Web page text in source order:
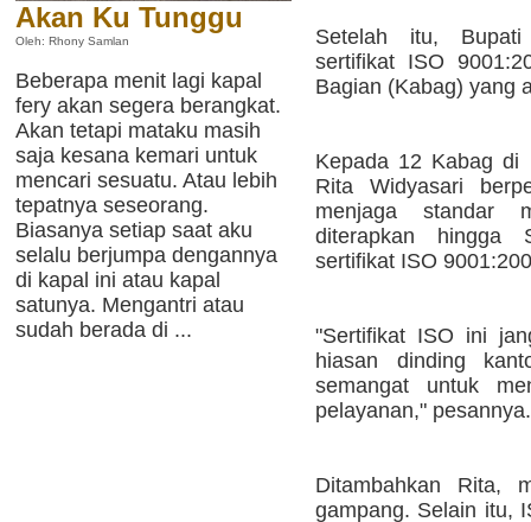
Akan Ku Tunggu
Oleh: Rhony Samlan
Beberapa menit lagi kapal
fery akan segera berangkat.
Akan tetapi mataku masih
saja kesana kemari untuk
mencari sesuatu. Atau lebih
tepatnya seseorang.
Biasanya setiap saat aku
selalu berjumpa dengannya
di kapal ini atau kapal
satunya. Mengantri atau
sudah berada di ...
Setelah itu, Bupati
sertifikat ISO
Bagian (Kabag) yang
Kepada 12 Kabag di
Rita Widyasari
menjaga standar
diterapkan hingga
sertifikat ISO
"Sertifikat ISO ini
hiasan dinding
semangat untuk
pelayanan," pesannya.
Ditambahkan Rita,
gampang. Selain itu,